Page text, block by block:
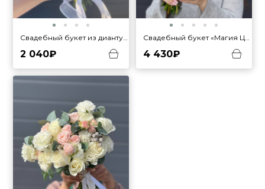
Свадебный букет из диантусов
2 040₽
Свадебный букет «Магия Цветов»
4 430₽